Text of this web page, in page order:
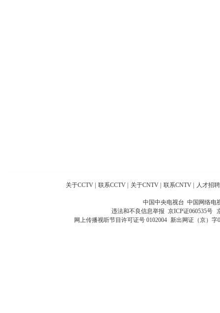
关于CCTV 联系CCTV 关于CNTV 联系CNTV 人才招聘
中国中央电视台 中国网络电
违法和不良信息举报 京ICP证060535号
网上传播视听节目许可证号 0102004 新出网证（京）